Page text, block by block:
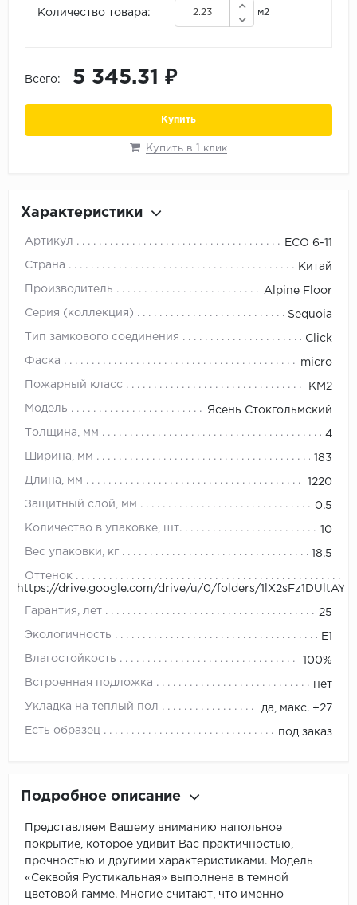
Порода
Клен
Количество товара: м2
Всего: 5 345.31 ₽
Купить
Купить в 1 клик
Характеристики
Артикул ЕСО 6-11
Страна Китай
Производитель Alpine Floor
Серия (коллекция) Sequoia
Тип замкового соединения Click
Фаска micro
Пожарный класс КМ2
Модель Ясень Стокгольмский
Толщина, мм 4
Ширина, мм 183
Длина, мм 1220
Защитный слой, мм 0.5
Количество в упаковке, шт. 10
Вес упаковки, кг 18.5
Оттенок
https://drive.google.com/drive/u/0/folders/
Гарантия, лет 25
Экологичность E1
Влагостойкость 100%
Встроенная подложка нет
Укладка на теплый пол да, макс. +27
Есть образец под заказ
Подробное описание
Представляем Вашему вниманию напольное
покрытие, которое удивит Вас практичностью,
прочностью и другими характеристиками. Модель
«Секвойя Рустикальная» выполнена в темной
цветовой гамме. Многие считают, что именно